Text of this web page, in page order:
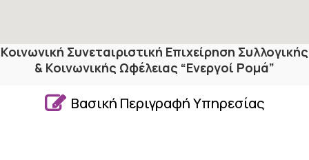
Κοινωνική Συνεταιριστική Επιχείρηση Συλλογικής
& Κοινωνικής Ωφέλειας “Ενεργοί Ρομά”
 Βασική Περιγραφή Υπηρεσίας